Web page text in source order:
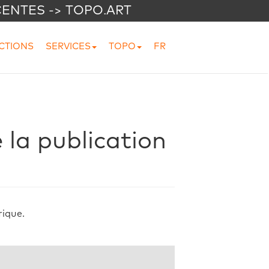
-> TOPO.ART
SERVICES TOPO FR
la publication